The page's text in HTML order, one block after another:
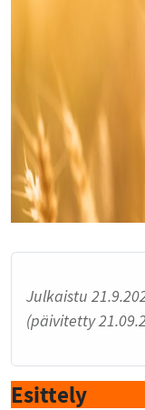
Julkaistu
(päivitetty
Esittely